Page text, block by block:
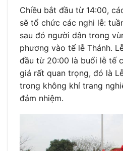
Chiều bắt đầu từ 14:00,
sẽ tổ chức các nghi lễ:
sau đó người dân trong
phương vào tế lễ Thánh.
đầu từ 20:00 là buổi lễ tế
giá rất quan trọng, đó là
trong không khí trang
đảm nhiệm.